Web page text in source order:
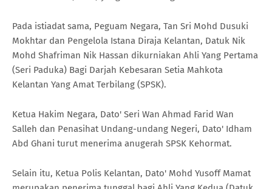
Pada istiadat sama, Peguam Negara, Tan Sri Mohd Dusuki
Mokhtar dan Pengelola Istana Diraja Kelantan, Datuk Nik
Mohd Shafriman Nik Hassan dikurniakan Ahli Yang Pertama
(Seri Paduka) Bagi Darjah Kebesaran Setia Mahkota
Kelantan Yang Amat Terbilang (SPSK).
Ketua Hakim Negara, Dato' Seri Wan Ahmad Farid Wan
Salleh dan Penasihat Undang-undang Negeri, Dato' Idham
Abd Ghani turut menerima anugerah SPSK Kehormat.
Selain itu, Ketua Polis Kelantan, Dato' Mohd Yusoff Mamat